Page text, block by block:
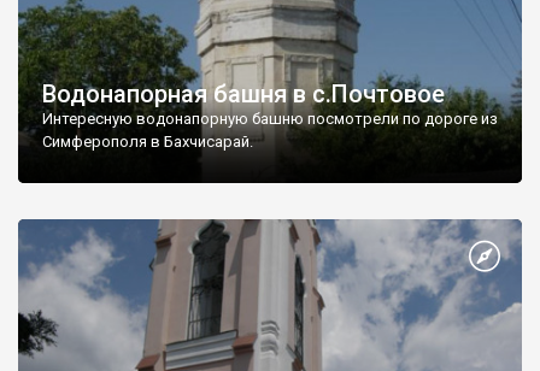
Водонапорная башня в с.Почтовое
Интересную водонапорную башню посмотрели по дороге из
Симферополя в Бахчисарай.